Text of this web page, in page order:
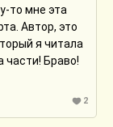
то мне эта
Автор, это
я читала
части! Браво!
2